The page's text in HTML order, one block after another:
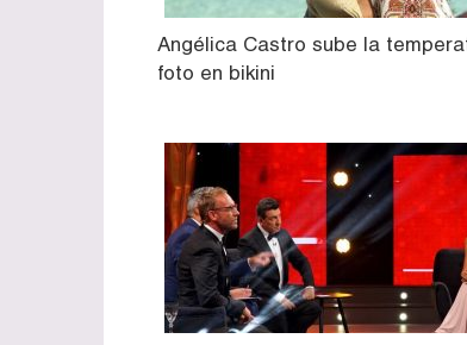
Angélica Castro sube la
foto en bikini